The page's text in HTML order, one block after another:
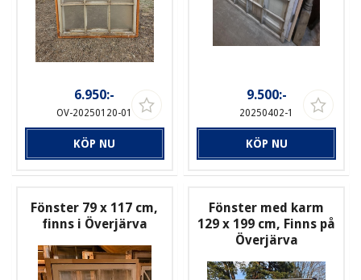
6.950:-
OV-20250120-01
KÖP NU
9.500:-
20250402-1
KÖP NU
Fönster 79 x 117 cm,
finns i Överjärva
Fönster med karm
129 x 199 cm, Finns på
Överjärva